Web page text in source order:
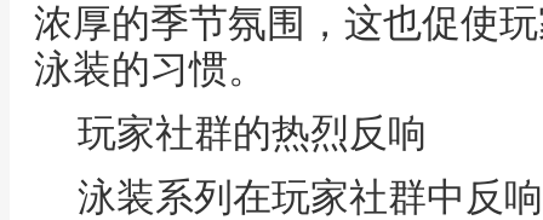
浓厚的季节氛围，这也促使
泳装的习惯。
玩家社群的热烈反响
泳装系列在玩家社群中反